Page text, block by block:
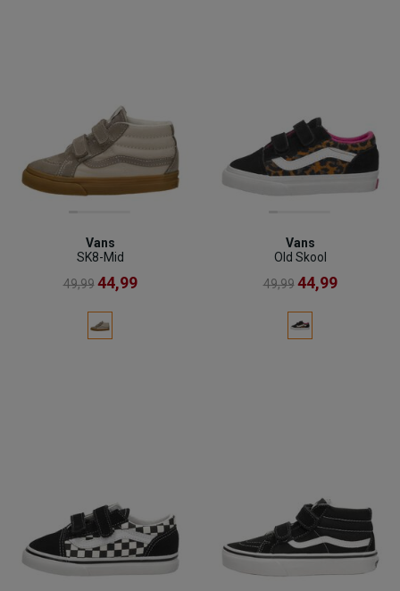
Vans
SK8-Mid
49,99 44,99
Vans
Old Skool
49,99 44,99